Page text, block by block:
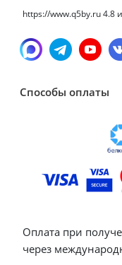
https://www.q5by.ru4.8
Способы оплаты
Оплата при
через